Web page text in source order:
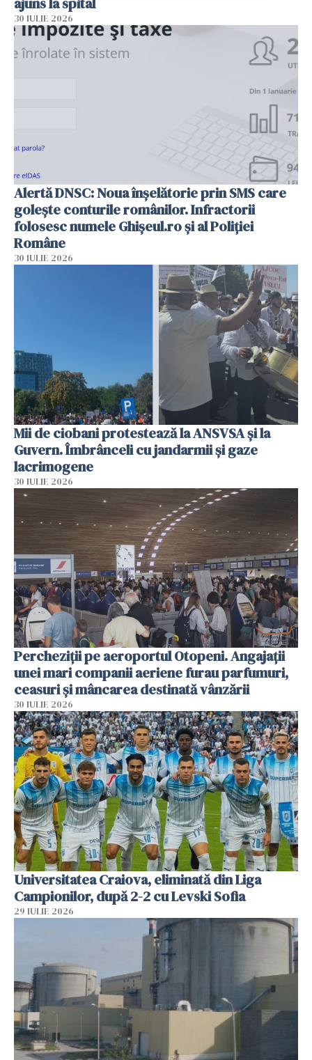
30 IULIE 2026
Alertă DNSC: Noua înșelătorie prin SMS care
golește conturile românilor. Infractorii
folosesc numele Ghișeul.ro și al Poliției
Române
30 IULIE 2026
Mii de ciobani protestează la ANSVSA și la
Guvern. Îmbrânceli cu jandarmii și gaze
lacrimogene
30 IULIE 2026
Percheziții pe aeroportul Otopeni. Angajații
unei mari companii aeriene furau parfumuri,
ceasuri și mâncarea destinată vânzării
30 IULIE 2026
Universitatea Craiova, eliminată din Liga
Campionilor, după 2-2 cu Levski Sofia
29 IULIE 2026